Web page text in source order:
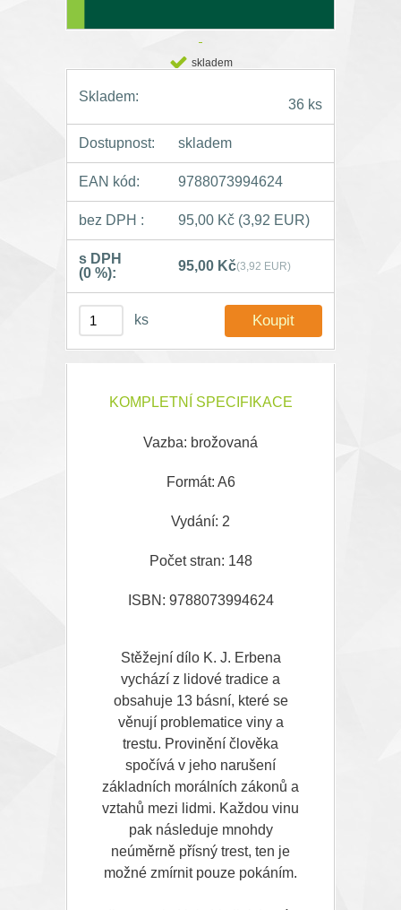
skladem
Skladem:
36 ks
Dostupnost: skladem
EAN kód: 9788073994624
bez DPH : 95,00 Kč (3,92 EUR)
s DPH
(0 %):
95,00 Kč(3,92 EUR)
ks
KOMPLETNÍ SPECIFIKACE
Vazba: brožovaná
Formát: A6
Vydání: 2
Počet stran: 148
ISBN: 9788073994624
Stěžejní dílo K. J. Erbena
vychází z lidové tradice a
obsahuje 13 básní, které se
věnují problematice viny a
trestu. Provinění člověka
spočívá v jeho narušení
základních morálních zákonů a
vztahů mezi lidmi. Každou vinu
pak následuje mnohdy
neúměrně přísný trest, ten je
možné zmírnit pouze pokáním.